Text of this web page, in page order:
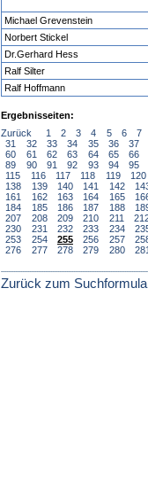
Michael Grevenstein
Norbert Stickel
Dr.Gerhard Hess
Ralf Silter
Ralf Hoffmann
Ergebnisseiten:
Zurück
1 2 3 4 5 6 7
31
32 33 34 35 36 37
60
61 62 63 64 65 66
89
90 91 92 93 94 95
115
116 117 118 119 120
138
139 140 141 142
161
162 163 164 165
184
185 186 187 188
207
208 209 210 211
230
231 232 233 234
253
254 255 256 257
276
277 278 279 280 281
Zurück zum